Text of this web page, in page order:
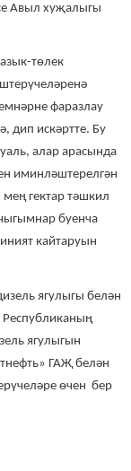
Авыл хуҗалыгы
төлек
фаразлау
дип искәртте. Бу
алар арасында
иминләштерелгән
гектар тәшкил
буенча
кайтаруын
ягулыгы белән
Республиканың
ягулыгын
ГАҖ белән
өчен бер